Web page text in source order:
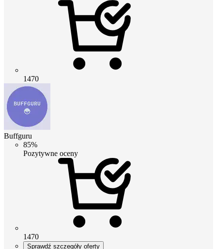
1470
Buffguru
85%
Pozytywne oceny
1470
Sprawdź szczegóły oferty